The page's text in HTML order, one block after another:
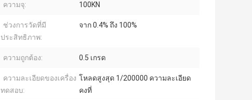
ความจุ: 100KN
ช่วงการวัดที่มี
ประสิทธิภาพ:
จาก 0.4% ถึง 100%
ความถูกต้อง: 0.5 เกรด
ความละเอียดของเครื่อง
ทดสอบ:
โหลดสูงสุด 1/200000 ความละเอียด
คงที่